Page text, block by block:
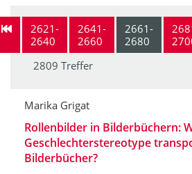
2621-
2640
2641-
2660
2661-
2680
2809 Treffer
Marika Grigat
Rollenbilder in Bilderbüchern:
Geschlechterstereotype
Bilderbücher?